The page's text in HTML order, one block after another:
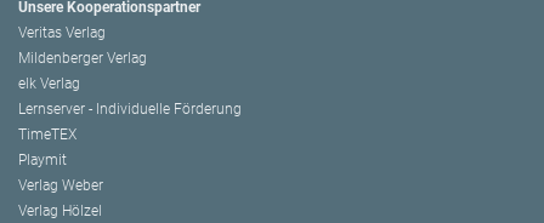
Unsere Kooperationspartner
Veritas Verlag
Mildenberger Verlag
elk Verlag
Lernserver - Individuelle Förderung
TimeTEX
Playmit
Verlag Weber
Verlag Hölzel